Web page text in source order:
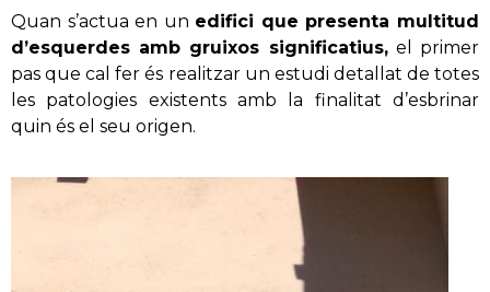
Quan s’actua en un edifici que presenta multitud
d’esquerdes amb gruixos significatius,el primer
pas que cal fer és realitzar un estudi detallat de totes
les patologies existents amb la finalitat d’esbrinar
quin és el seu origen.